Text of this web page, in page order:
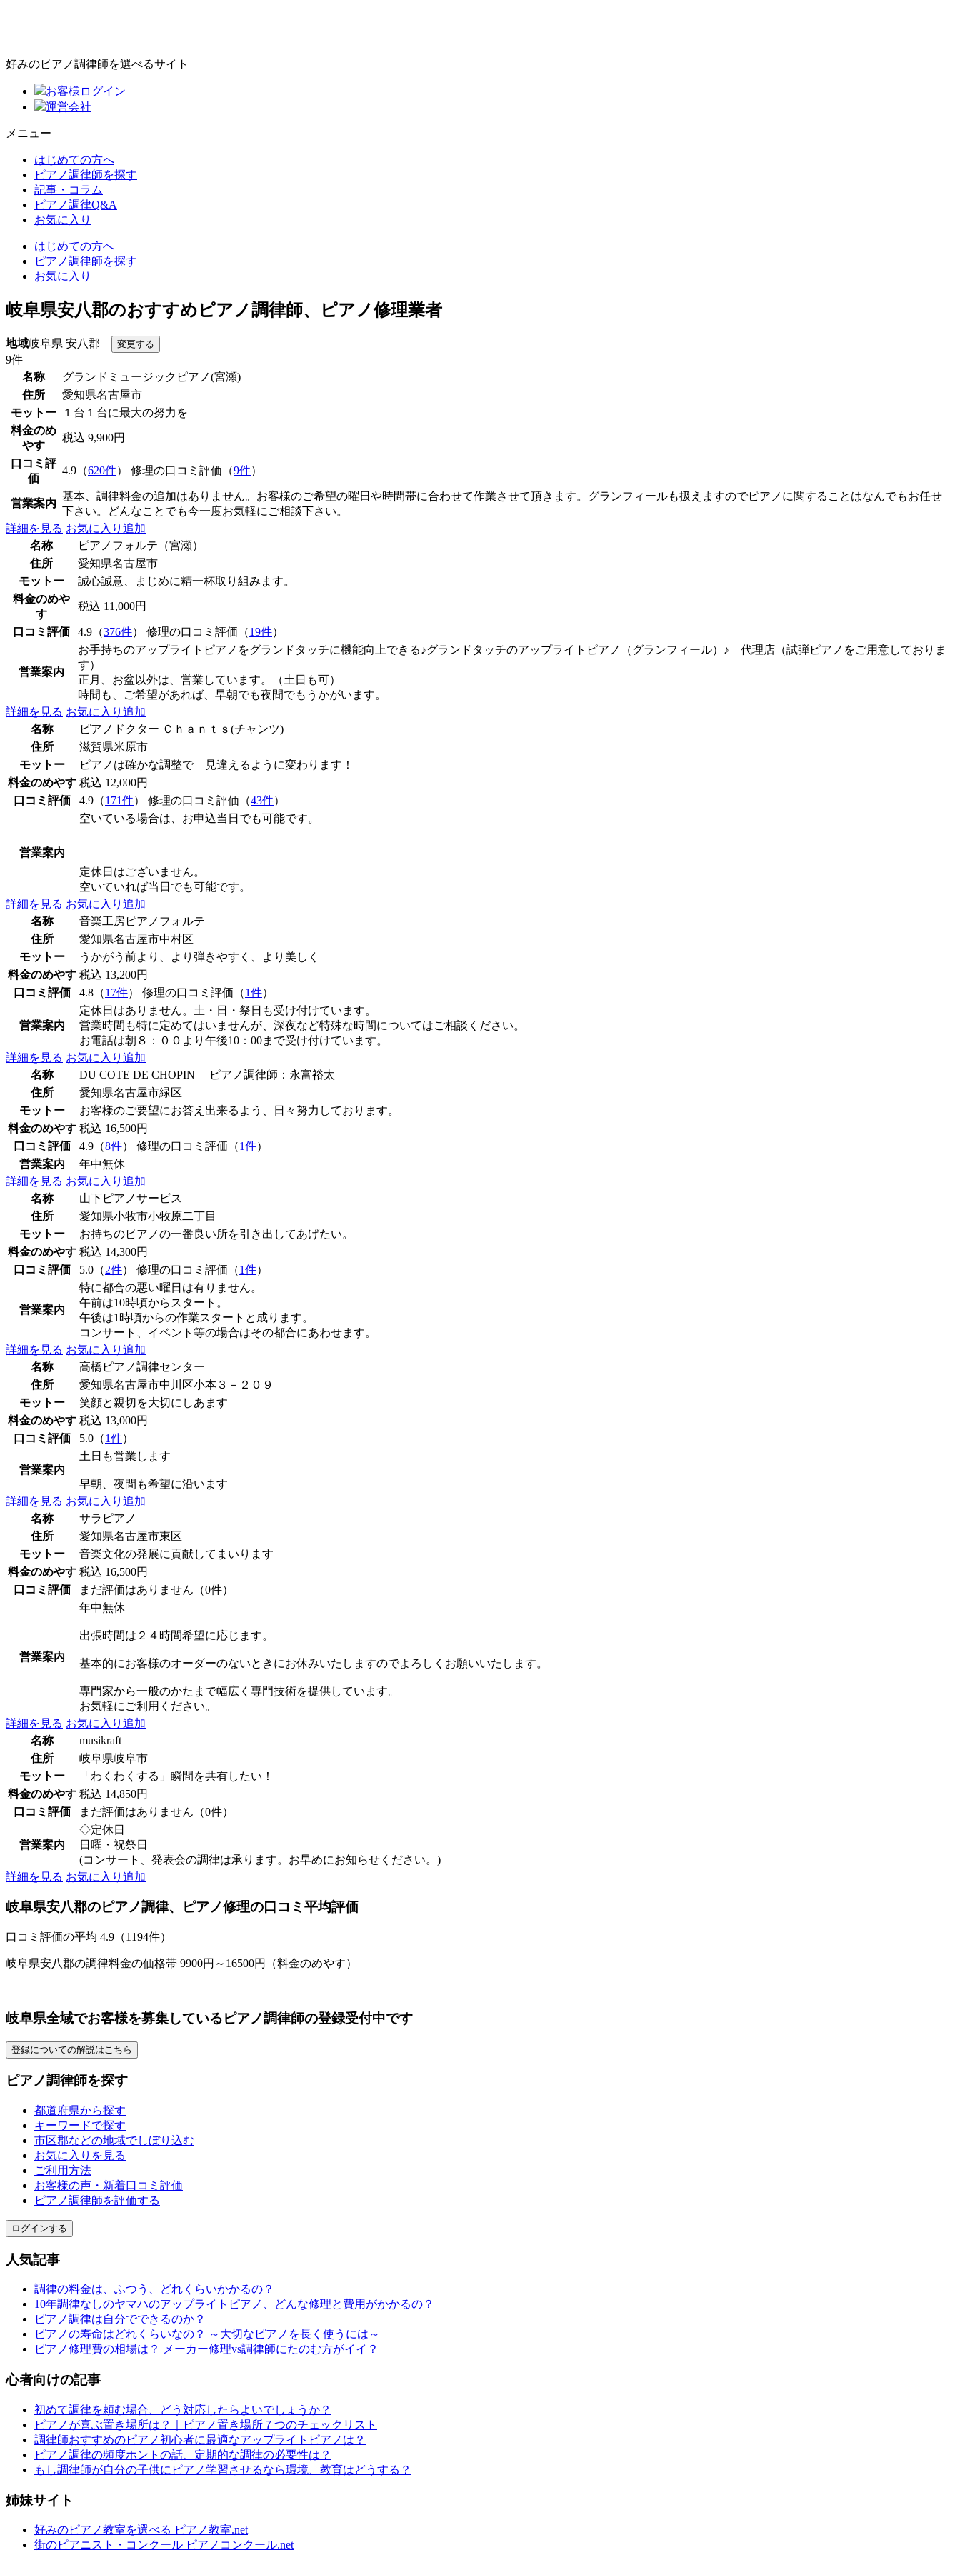
好みのピアノ調律師を選べるサイト
お客様ログイン
運営会社
メニュー
はじめての方へ
ピアノ調律師を探す
記事・コラム
ピアノ調律Q&A
お気に入り
はじめての方へ
ピアノ調律師を探す
お気に入り
岐阜県安八郡のおすすめピアノ調律師、ピアノ修理業者
地域岐阜県 安八郡
9件
名称
グランドミュージックピアノ(宮瀬)
住所
愛知県名古屋市
モットー
１台１台に最大の努力を
料金のめ
やす
税込 9,900円
口コミ評
価
4.9（620件） 修理の口コミ評価（9件）
営業案内
基本、調律料金の追加はありません。お客様のご希望の曜日や時間帯に合わせて作業させて頂きます。グランフィールも扱えますのでピアノに関することはなんでもお任せ
下さい。どんなことでも今一度お気軽にご相談下さい。
詳細を見る お気に入り追加
名称
ピアノフォルテ（宮瀬）
住所
愛知県名古屋市
モットー
誠心誠意、まじめに精一杯取り組みます。
料金のめや
す
税込 11,000円
口コミ評価 4.9（376件） 修理の口コミ評価（19件）
営業案内
お手持ちのアップライトピアノをグランドタッチに機能向上できる♪グランドタッチのアップライトピアノ（グランフィール）♪ 代理店（試弾ピアノをご用意しておりま
す）
正月、お盆以外は、営業しています。（土日も可）
時間も、ご希望があれば、早朝でも夜間でもうかがいます。
詳細を見る お気に入り追加
名称
ピアノドクター Ｃｈａｎｔｓ(チャンツ)
住所
滋賀県米原市
モットー
ピアノは確かな調整で 見違えるように変わります！
料金のめやす 税込 12,000円
口コミ評価
4.9（171件） 修理の口コミ評価（43件）
営業案内
空いている場合は、お申込当日でも可能です。
定休日はございません。
空いていれば当日でも可能です。
詳細を見る お気に入り追加
名称
音楽工房ピアノフォルテ
住所
愛知県名古屋市中村区
モットー
うかがう前より、より弾きやすく、より美しく
料金のめやす 税込 13,200円
口コミ評価
4.8（17件） 修理の口コミ評価（1件）
営業案内
定休日はありません。土・日・祭日も受け付けています。
営業時間も特に定めてはいませんが、深夜など特殊な時間についてはご相談ください。
お電話は朝８：００より午後10：00まで受け付けています。
詳細を見る お気に入り追加
名称
DU COTE DE CHOPIN ピアノ調律師：永富裕太
住所
愛知県名古屋市緑区
モットー
お客様のご要望にお答え出来るよう、日々努力しております。
料金のめやす 税込 16,500円
口コミ評価
4.9（8件） 修理の口コミ評価（1件）
営業案内
年中無休
詳細を見る お気に入り追加
名称
山下ピアノサービス
住所
愛知県小牧市小牧原二丁目
モットー
お持ちのピアノの一番良い所を引き出してあげたい。
料金のめやす 税込 14,300円
口コミ評価
5.0（2件） 修理の口コミ評価（1件）
営業案内
特に都合の悪い曜日は有りません。
午前は10時頃からスタート。
午後は1時頃からの作業スタートと成ります。
コンサート、イベント等の場合はその都合にあわせます。
詳細を見る お気に入り追加
名称
高橋ピアノ調律センター
住所
愛知県名古屋市中川区小本３－２０９
モットー
笑顔と親切を大切にしあます
料金のめやす 税込 13,000円
口コミ評価
5.0（1件）
営業案内
土日も営業します
早朝、夜間も希望に沿います
詳細を見る お気に入り追加
名称
サラピアノ
住所
愛知県名古屋市東区
モットー
音楽文化の発展に貢献してまいります
料金のめやす 税込 16,500円
口コミ評価
まだ評価はありません（0件）
営業案内
年中無休
出張時間は２４時間希望に応じます。
基本的にお客様のオーダーのないときにお休みいたしますのでよろしくお願いいたします。
専門家から一般のかたまで幅広く専門技術を提供しています。
お気軽にご利用ください。
詳細を見る お気に入り追加
名称
musikraft
住所
岐阜県岐阜市
モットー
「わくわくする」瞬間を共有したい！
料金のめやす 税込 14,850円
口コミ評価
まだ評価はありません（0件）
営業案内
◇定休日
日曜・祝祭日
(コンサート、発表会の調律は承ります。お早めにお知らせください。)
詳細を見る お気に入り追加
岐阜県安八郡のピアノ調律、ピアノ修理の口コミ平均評価
口コミ評価の平均 4.9（1194件）
岐阜県安八郡の調律料金の価格帯 9900円～16500円（料金のめやす）
岐阜県全域でお客様を募集しているピアノ調律師の登録受付中です
登録についての解説はこちら
ピアノ調律師を探す
都道府県から探す
キーワードで探す
市区郡などの地域でしぼり込む
お気に入りを見る
ご利用方法
お客様の声・新着口コミ評価
ピアノ調律師を評価する
ログインする
人気記事
調律の料金は、ふつう、どれくらいかかるの？
10年調律なしのヤマハのアップライトピアノ、どんな修理と費用がかかるの？
ピアノ調律は自分でできるのか？
ピアノの寿命はどれくらいなの？ ～大切なピアノを長く使うには～
ピアノ修理費の相場は？ メーカー修理vs調律師にたのむ方がイイ？
心者向けの記事
初めて調律を頼む場合、どう対応したらよいでしょうか？
ピアノが喜ぶ置き場所は？｜ピアノ置き場所７つのチェックリスト
調律師おすすめのピアノ初心者に最適なアップライトピアノは？
ピアノ調律の頻度ホントの話、定期的な調律の必要性は？
もし調律師が自分の子供にピアノ学習させるなら環境、教育はどうする？
姉妹サイト
好みのピアノ教室を選べる ピアノ教室.net
街のピアニスト・コンクール ピアノコンクール.net